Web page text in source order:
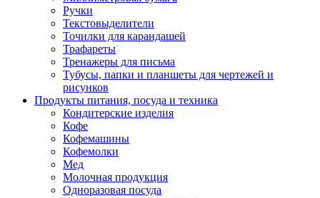
Ручки
Текстовыделители
Точилки для карандашей
Трафареты
Тренажеры для письма
Тубусы, папки и планшеты для чертежей и
рисунков
Продукты питания, посуда и техника
Кондитерские изделия
Кофе
Кофемашины
Кофемолки
Мед
Молочная продукция
Одноразовая посуда